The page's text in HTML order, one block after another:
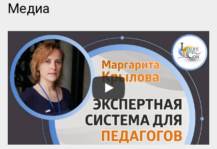
слов и выбирать курсы с практической
пользой.
Почему можно доверять анонсу?
Содержание публичного объявления
почти всегда отражает суть самой
программы. Если организаторы вложили
силы в качественный курс, они
обязательно напишут об этом конкретно.
И наоборот: размытые фразы и
отсутствие деталей – верный ...
Медиа